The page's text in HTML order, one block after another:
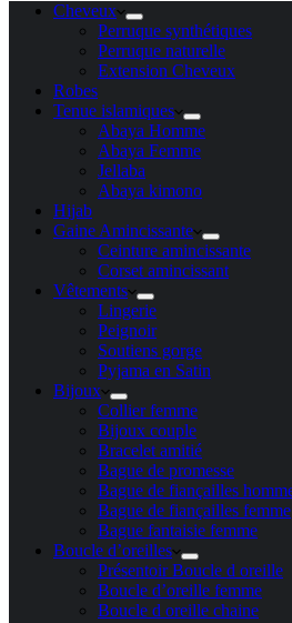
Cheveux
Perruque synthétiques
Perruque naturelle
Extension Cheveux
Robes
Tenue islamiques
Abaya Homme
Abaya Femme
Jellaba
Abaya kimono
Hijab
Gaine Amincissante
Ceinture amincissante
Corset amincissant
Vêtements
Lingerie
Peignoir
Soutiens gorge
Pyjama en Satin
Bijoux
Collier femme
Bijoux couple
Bracelet amitié
Bague de promesse
Bague de fiançailles
Bague de fiançailles femme
Bague fantaisie femme
Boucle d’oreilles
Présentoir Boucle d oreille
Boucle d’oreille femme
Boucle d oreille chaine